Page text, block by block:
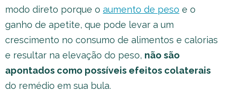
modo direto porque o aumento de peso e o
ganho de apetite, que pode levar a um
crescimento no consumo de alimentos e calorias
e resultar na elevação do peso, não são
apontados como possíveis efeitos colaterais
do remédio em sua bula.